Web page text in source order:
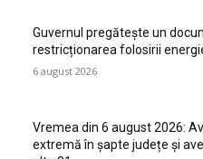
Guvernul pregătește un
restricționarea folosirii
6 august 2026
Vremea din 6 august 2026:
extremă în șapte județe și